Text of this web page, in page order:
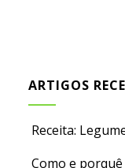
ARTIGOS
Receita:
Como e